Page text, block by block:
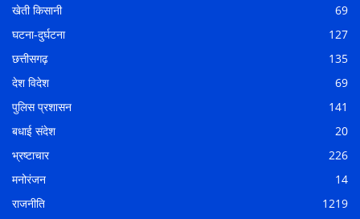
खेती किसानी
69
घटना-दुर्घटना
127
छत्तीसगढ़
135
देश विदेश
69
पुलिस प्रशासन
141
बधाई संदेश
20
भ्रष्टाचार
226
मनोरंजन
14
राजनीति
1219